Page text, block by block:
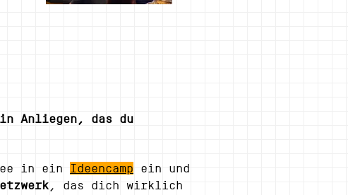
Anliegen, das du
in ein Ideencamp ein und
, das dich wirklich